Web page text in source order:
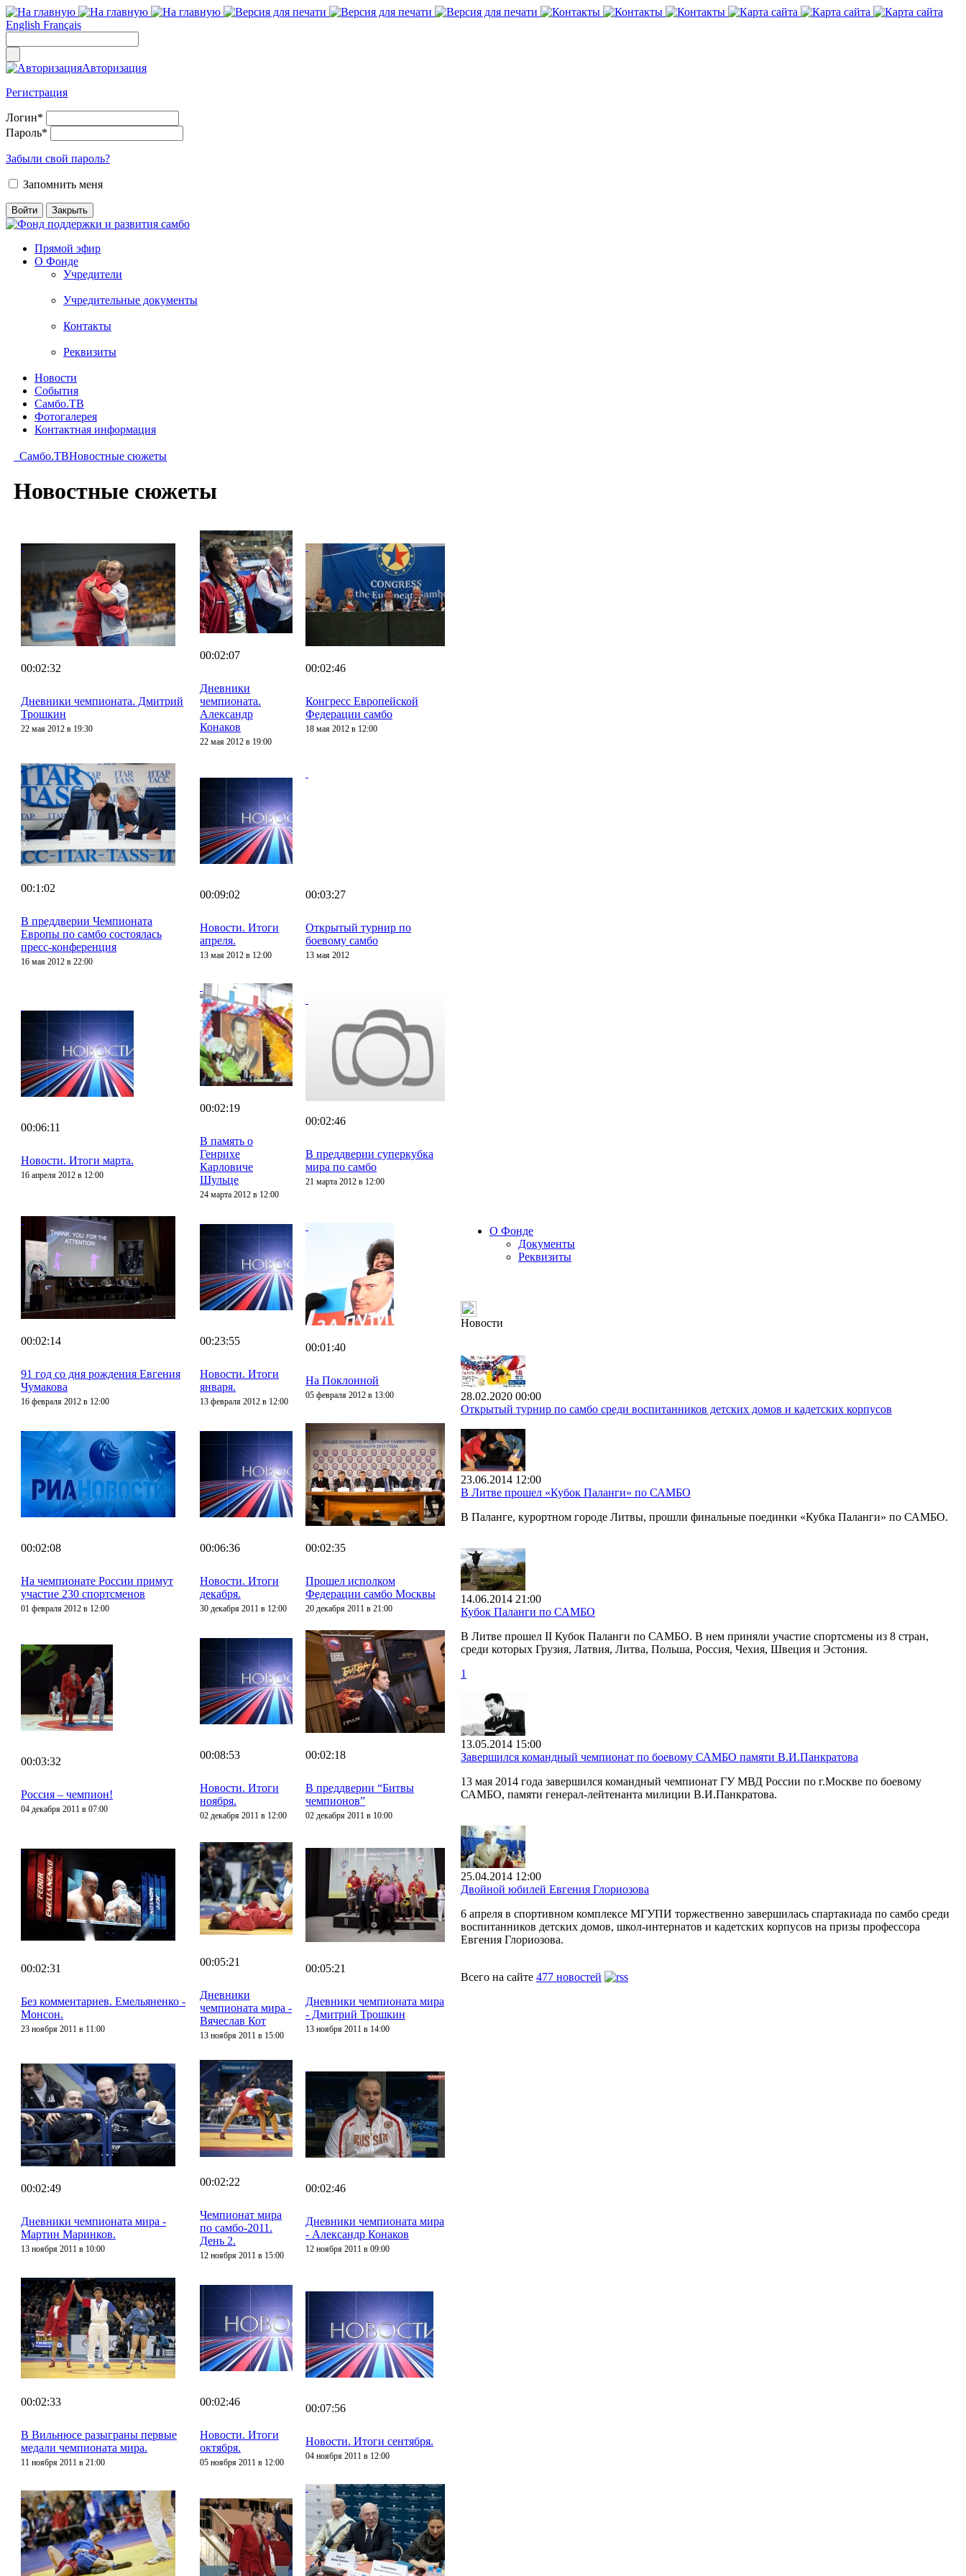
English Français
Авторизация
Регистрация
Логин*
Пароль*
Забыли свой пароль?
Запомнить меня
Прямой эфир
О Фонде
Учредители
Учредительные документы
Контакты
Реквизиты
Новости
События
Самбо.ТВ
Фотогалерея
Контактная информация
Самбо.ТВНовостные сюжеты
Новостные сюжеты
00:02:32
Дневники чемпионата. Дмитрий
Трошкин
22 мая 2012 в 19:30
00:02:07
Дневники
чемпионата.
Александр
Конаков
22 мая 2012 в 19:00
00:02:46
Конгресс Европейской
Федерации самбо
18 мая 2012 в 12:00
00:1:02
В преддверии Чемпионата
Европы по самбо состоялась
пресс-конференция
16 мая 2012 в 22:00
00:09:02
Новости. Итоги
апреля.
13 мая 2012 в 12:00
00:03:27
Открытый турнир по
боевому самбо
13 мая 2012
00:06:11
Новости. Итоги марта.
16 апреля 2012 в 12:00
00:02:19
В память о
Генрихе
Карловиче
Шульце
24 марта 2012 в 12:00
00:02:46
В преддверии суперкубка
мира по самбо
21 марта 2012 в 12:00
00:02:14
91 год со дня рождения Евгения
Чумакова
16 февраля 2012 в 12:00
00:23:55
Новости. Итоги
января.
13 февраля 2012 в 12:00
00:01:40
На Поклонной
05 февраля 2012 в 13:00
00:02:08
На чемпионате России примут
участие 230 спортсменов
01 февраля 2012 в 12:00
00:06:36
Новости. Итоги
декабря.
30 декабря 2011 в 12:00
00:02:35
Прошел исполком
Федерации самбо Москвы
20 декабря 2011 в 21:00
00:03:32
Россия – чемпион!
04 декабря 2011 в 07:00
00:08:53
Новости. Итоги
ноября.
02 декабря 2011 в 12:00
00:02:18
В преддверии “Битвы
чемпионов”
02 декабря 2011 в 10:00
00:02:31
Без комментариев. Емельяненко -
Монсон.
23 ноября 2011 в 11:00
00:05:21
Дневники
чемпионата мира -
Вячеслав Кот
13 ноября 2011 в 15:00
00:05:21
Дневники чемпионата мира
- Дмитрий Трошкин
13 ноября 2011 в 14:00
00:02:49
Дневники чемпионата мира -
Мартин Маринков.
13 ноября 2011 в 10:00
00:02:22
Чемпионат мира
по самбо-2011.
День 2.
12 ноября 2011 в 15:00
00:02:46
Дневники чемпионата мира
- Александр Конаков
12 ноября 2011 в 09:00
00:02:33
В Вильнюсе разыграны первые
медали чемпионата мира.
11 ноября 2011 в 21:00
00:02:46
Новости. Итоги
октября.
05 ноября 2011 в 12:00
00:07:56
Новости. Итоги сентября.
04 ноября 2011 в 12:00
О Фонде
Документы
Реквизиты
Новости
28.02.2020 00:00
Открытый турнир по самбо среди воспитанников детских домов и кадетских корпусов
23.06.2014 12:00
В Литве прошел «Кубок Паланги» по САМБО
В Паланге, курортном городе Литвы, прошли финальные поединки «Кубка Паланги» по САМБО.
14.06.2014 21:00
Кубок Паланги по САМБО
В Литве прошел II Кубок Паланги по САМБО. В нем приняли участие спортсмены из 8 стран,
среди которых Грузия, Латвия, Литва, Польша, Россия, Чехия, Швеция и Эстония.
1
13.05.2014 15:00
Завершился командный чемпионат по боевому САМБО памяти В.И.Панкратова
13 мая 2014 года завершился командный чемпионат ГУ МВД России по г.Москве по боевому
САМБО, памяти генерал-лейтенанта милиции В.И.Панкратова.
25.04.2014 12:00
Двойной юбилей Евгения Глориозова
6 апреля в спортивном комплексе МГУПИ торжественно завершилась спартакиада по самбо среди
воспитанников детских домов, школ-интернатов и кадетских корпусов на призы профессора
Евгения Глориозова.
Всего на сайте 477 новостей